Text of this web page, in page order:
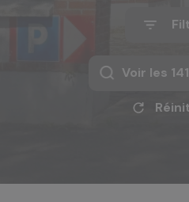
Voir les 141